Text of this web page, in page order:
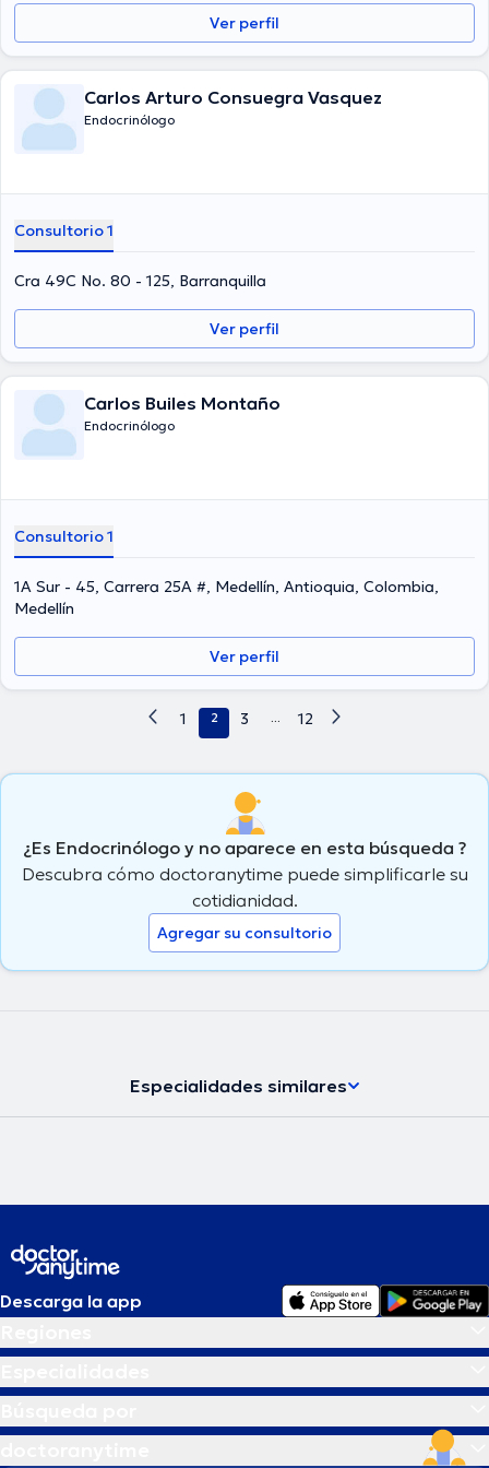
La consulta se puede realizar en Español.
Ver perfil
Carlos Arturo Consuegra Vasquez
Endocrinólogo
Consultorio 1
Cra 49C No. 80 - 125, Barranquilla
Ver perfil
Carlos Builes Montaño
Endocrinólogo
Consultorio 1
1A Sur - 45, Carrera 25A #, Medellín, Antioquia, Colombia,
Medellín
Ver perfil
1 2 3 ... 12
¿Es Endocrinólogo y no aparece en esta búsqueda ?
Descubra cómo doctoranytime puede simplificarle su
cotidianidad.
Agregar su consultorio
Especialidades similares
Descarga la app